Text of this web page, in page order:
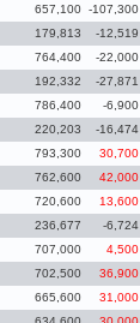
657,100 -107,300
179,813 -12,519
764,400 -22,000
192,332 -27,871
786,400 -6,900
220,203 -16,474
793,300 30,700
762,600 42,000
720,600 13,600
236,677 -6,724
707,000 4,500
702,500 36,900
665,600 31,000